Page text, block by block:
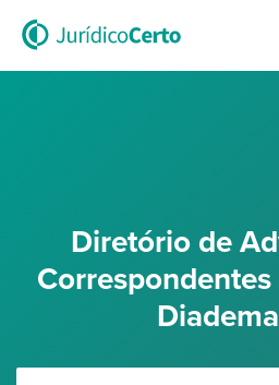
Diretório de